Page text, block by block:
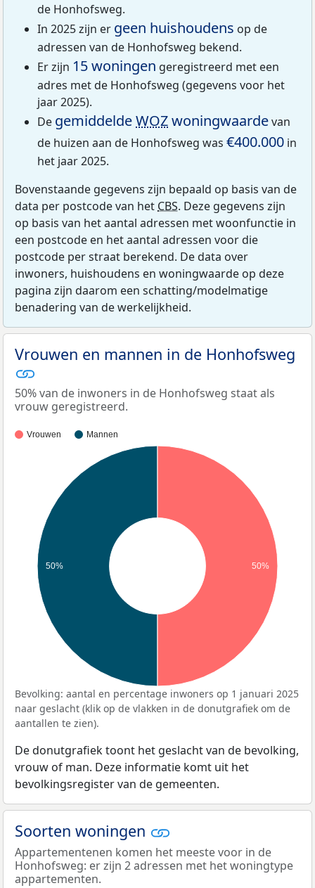
de Honhofsweg.
In 2025 zijn er geen huishoudens op de
adressen van de Honhofsweg bekend.
Er zijn 15 woningen geregistreerd met een
adres met de Honhofsweg (gegevens voor het
jaar 2025).
De gemiddeldeWOZwoningwaardevan
de huizen aan de Honhofsweg was €400.000 in
het jaar 2025.
Bovenstaande gegevens zijn bepaald op basis van de
data per postcode van het CBS. Deze gegevens zijn
op basis van het aantal adressen met woonfunctie in
een postcode en het aantal adressen voor die
postcode per straat berekend. De data over
inwoners, huishoudens en woningwaarde op deze
pagina zijn daarom een schatting/modelmatige
benadering van de werkelijkheid.
Vrouwen en mannen in de Honhofsweg
50% van de inwoners in de Honhofsweg staat als
vrouw geregistreerd.
Vrouwen Mannen
50% 50%
Bevolking: aantal en percentage inwoners op 1 januari 2025
naar geslacht (klik op de vlakken in de donutgrafiek om de
aantallen te zien).
De donutgrafiek toont het geslacht van de bevolking,
vrouw of man. Deze informatie komt uit het
bevolkingsregister van de gemeenten.
Soorten woningen
Appartementenen komen het meeste voor in de
Honhofsweg: er zijn 2 adressen met het woningtype
appartementen.